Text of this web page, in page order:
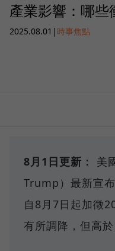
產業影響：哪些
2025.08.01 | 時事焦點
8月1日更新：
美
Trump）最新宣
自8月7日起加徵
有所調降，但高於